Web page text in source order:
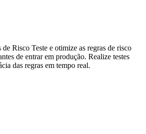
de Risco Teste e otimize as regras de risco
de entrar em produção. Realize testes
das regras em tempo real.